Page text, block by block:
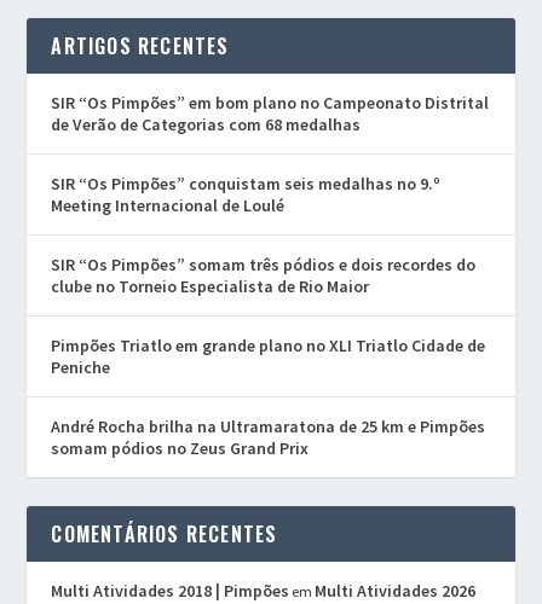
ARTIGOS RECENTES
SIR “Os Pimpões” em bom plano no Campeonato Distrital
de Verão de Categorias com 68 medalhas
SIR “Os Pimpões” conquistam seis medalhas no 9.º
Meeting Internacional de Loulé
SIR “Os Pimpões” somam três pódios e dois recordes do
clube no Torneio Especialista de Rio Maior
Pimpões Triatlo em grande plano no XLI Triatlo Cidade de
Peniche
André Rocha brilha na Ultramaratona de 25 km e Pimpões
somam pódios no Zeus Grand Prix
COMENTÁRIOS RECENTES
Multi Atividades 2018 | Pimpões em Multi Atividades 2026